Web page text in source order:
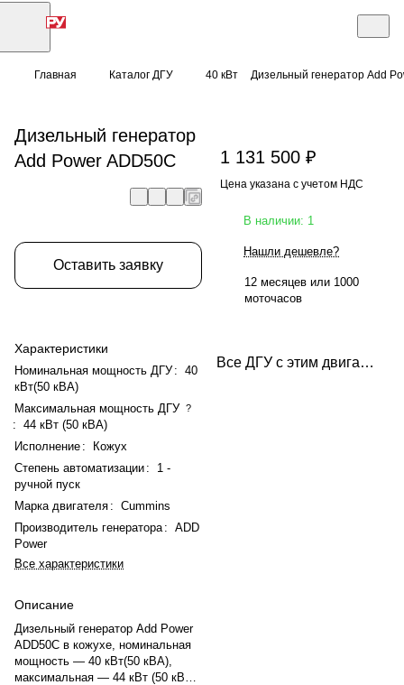
Главная Каталог ДГУ 40 кВт Дизельный генератор Add
Дизельный генератор
Add Power ADD50C
Оставить заявку
Характеристики
Номинальная мощность ДГУ : 40
кВт(50 кВА)
Максимальная мощность ДГУ ?
: 44 кВт (50 кВА)
Исполнение :
Кожух
Степень автоматизации :
1 -
ручной пуск
Марка двигателя : Cummins
Производитель генератора : ADD
Power
Все характеристики
Описание
Дизельный генератор Add Power
ADD50C в кожухе, номинальная
мощность — 40 кВт(50 кВА),
максимальная — 44 кВт (50 кВА).
1 131 500 ₽
Цена указана с учетом НДС
В наличии: 1
Нашли дешевле?
12 месяцев или 1000
моточасов
Все ДГУ с этим двигателем